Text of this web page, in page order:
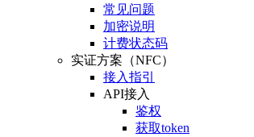
常见问题
加密说明
计费状态码
实证方案（NFC）
接入指引
API接入
鉴权
获取token